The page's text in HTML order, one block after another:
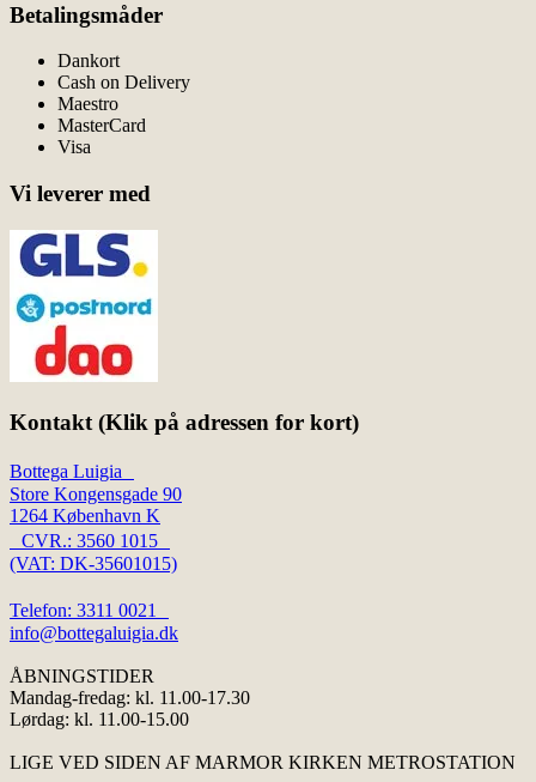
Betalingsmåder
Dankort
Cash on Delivery
Maestro
MasterCard
Visa
Vi leverer med
Kontakt (Klik på adressen for kort)
Bottega Luigia
Store Kongensgade 90
1264 København K
CVR.: 3560 1015
(VAT: DK-35601015)
Telefon: 3311 0021
info@bottegaluigia.dk
ÅBNINGSTIDER
Mandag-fredag: kl. 11.00-17.30
Lørdag: kl. 11.00-15.00
LIGE VED SIDEN AF MARMOR KIRKEN METROSTATION